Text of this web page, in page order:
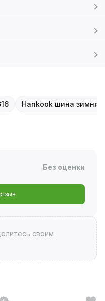
Hankook шина зимняя
Без оценки
своим